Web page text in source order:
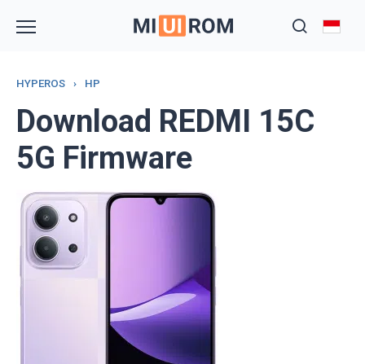
HYPEROS › HP
Download REDMI 15C
5G Firmware